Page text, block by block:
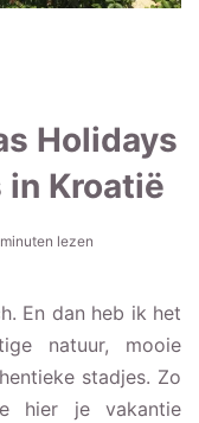
Holidays
in Kroatië
lezen
En dan heb ik het
natuur, mooie
stadjes. Zo
hier je vakantie